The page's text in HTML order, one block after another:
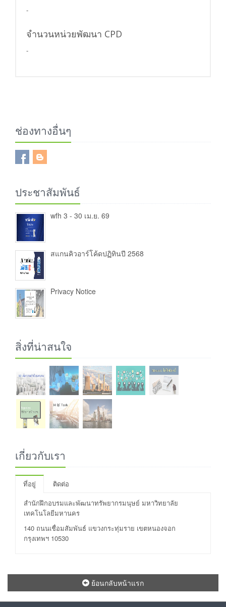
-
จำนวนหน่วยพัฒนา CPD
-
ช่องทางอื่นๆ
ประชาสัมพันธ์
wfh 3 - 30 เม.ย. 69
สแกนคิวอาร์โค้ดปฏิทินปี 2568
Privacy Notice
สิ่งที่น่าสนใจ
เกี่ยวกับเรา
ที่อยู่
ติดต่อ
สำนักฝึกอบรมและพัฒนาทรัพยากรมนุษย์ มหาวิทยาลัย
เทคโนโลยีมหานคร
140 ถนนเชื่อมสัมพันธ์ แขวงกระทุ่มราย เขตหนองจอก
กรุงเทพฯ 10530
ย้อนกลับหน้าแรก